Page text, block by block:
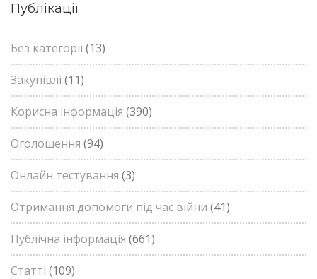
Публікації
Без категорії(13)
Закупівлі (11)
Корисна інформація (390)
Оголошення (94)
Онлайн тестування (3)
Отримання допомоги під час війни (41)
Публічна інформація (661)
Статті (109)